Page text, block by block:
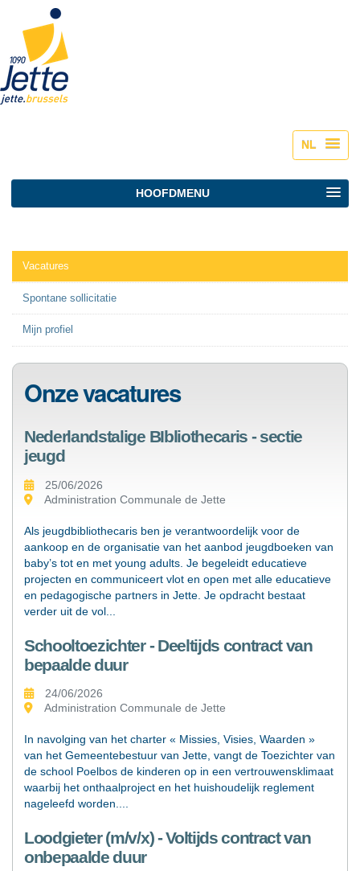
NL
HOOFDMENU
Vacatures
Spontane sollicitatie
Mijn profiel
Onze vacatures
Nederlandstalige BIbliothecaris - sectie
jeugd
25/06/2026
Administration Communale de Jette
Als jeugdbibliothecaris ben je verantwoordelijk voor de
aankoop en de organisatie van het aanbod jeugdboeken van
baby’s tot en met young adults. Je begeleidt educatieve
projecten en communiceert vlot en open met alle educatieve
en pedagogische partners in Jette. Je opdracht bestaat
verder uit de vol
Schooltoezichter - Deeltijds contract van
bepaalde duur
24/06/2026
Administration Communale de Jette
In navolging van het charter « Missies, Visies, Waarden »
van het Gemeentebestuur van Jette, vangt de Toezichter van
de school Poelbos de kinderen op in een vertrouwensklimaat
waarbij het onthaalproject en het huishoudelijk reglement
nageleefd worden.
Loodgieter (m/v/x) - Voltijds contract van
onbepaalde duur